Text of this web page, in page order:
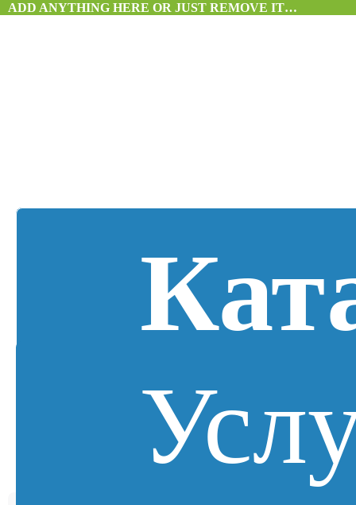
ADD ANYTHING HERE OR JUST REMOVE IT…